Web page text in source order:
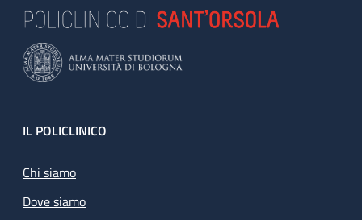
Footer
IL POLICLINICO
Chi siamo
Dove siamo